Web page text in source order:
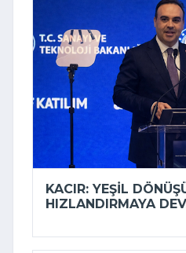
KACIR: YEŞIL
HIZLANDIRMAYA